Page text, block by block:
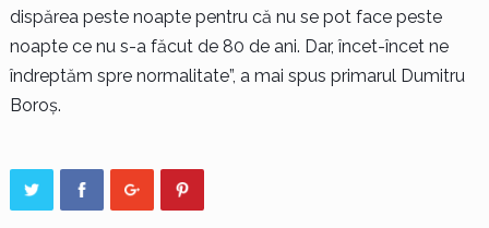
dispărea peste noapte pentru că nu se pot face peste
noapte ce nu s-a făcut de 80 de ani. Dar, încet-încet ne
îndreptăm spre normalitate”, a mai spus primarul Dumitru
Boroș.